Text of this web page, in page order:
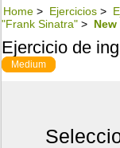
Home > Ejercicios >
"Frank Sinatra" > New
Ejercicio de
Medium